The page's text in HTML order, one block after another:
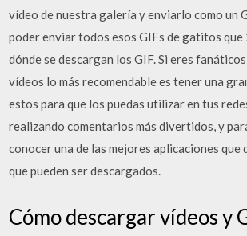
vídeo de nuestra galería y enviarlo como un
poder enviar todos esos GIFs de gatitos
dónde se descargan los GIF. Si eres
vídeos lo más recomendable es tener una
estos para que los puedas utilizar en tus
realizando comentarios más divertidos, y
conocer una de las mejores aplicaciones que
que pueden ser descargados.
Cómo descargar vídeos y